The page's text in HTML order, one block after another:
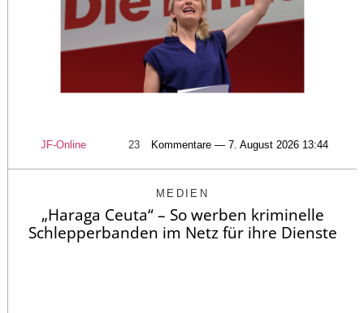
JF-Online 23 Kommentare — 7. August 2026 13:44
MEDIEN
„Haraga Ceuta“ – So werben kriminelle
Schlepperbanden im Netz für ihre Dienste